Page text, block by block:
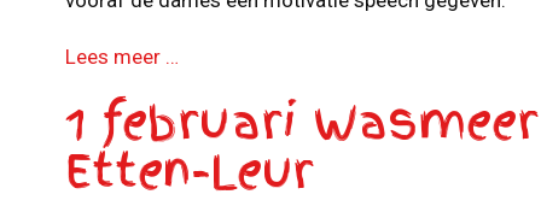
Lees meer …
1 februari
Etten-Leur